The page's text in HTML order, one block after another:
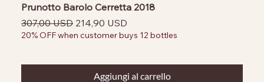
Prunotto Barolo Cerretta 2018
Prezzo regolare
307,00 USD Prezzo scontato
214,90 USD
20% OFF when customer buys 12 bottles
Aggiungi al carrello